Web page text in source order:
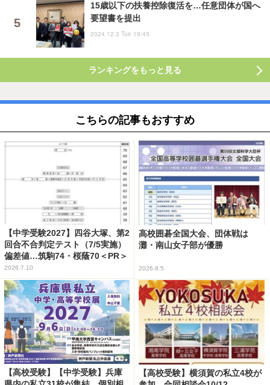
15歳以下の扶養控除復活を…任意団体が国へ
要望書を提出
2024.12.3 Tue 19:45
ランキングをもっと見る
こちらの記事もおすすめ
【中学受験2027】四谷大塚、第2
回合不合判定テスト（7/5実施）
偏差値…筑駒74・桜蔭70＜PR＞
2026.7.10
高校囲碁全国大会、団体戦は
灘・南山女子部が優勝
2026.8.5
【高校受験】【中学受験】兵庫
【高校受験】横須賀の私立4校が